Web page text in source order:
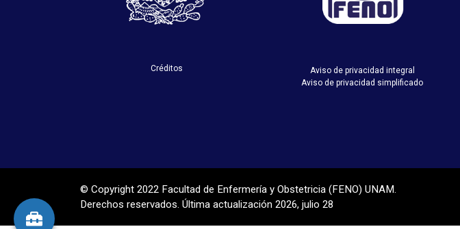
Créditos
Aviso de privacidad integral
Aviso de privacidad simplificado
© Copyright 2022 Facultad de Enfermería y Obstetricia (FENO) UNAM.
Derechos reservados. Última actualización 2026, julio 28